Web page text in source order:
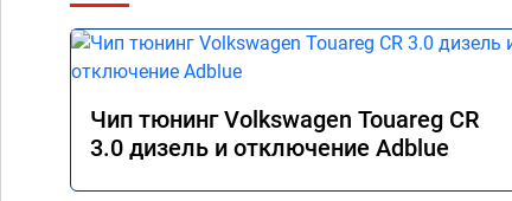
Чип тюнинг Volkswagen Touareg CR
3.0 дизель и отключение Adblue